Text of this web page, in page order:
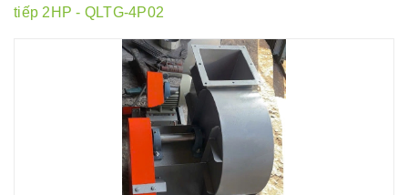
tiếp 2HP - QLTG-4P02